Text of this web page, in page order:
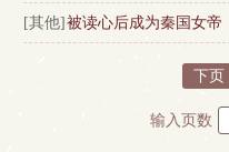
[其他] 被读心后成为秦国女帝
下页
输入页数